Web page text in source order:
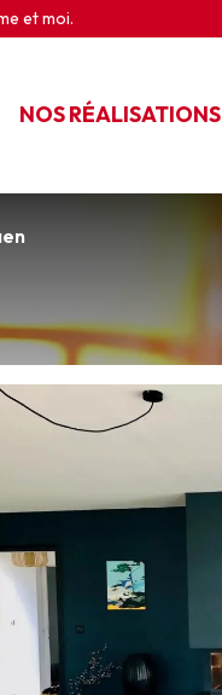
et moi.
D'EXTÉRIEUR
NOS RÉALISATIONS